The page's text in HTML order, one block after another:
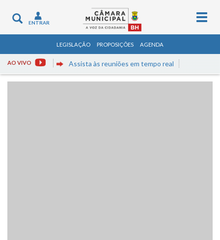
Toggle
navigation
ENTRAR
LEGISLAÇÃO PROPOSIÇÕES AGENDA
AO VIVO Assista às reuniões em tempo real